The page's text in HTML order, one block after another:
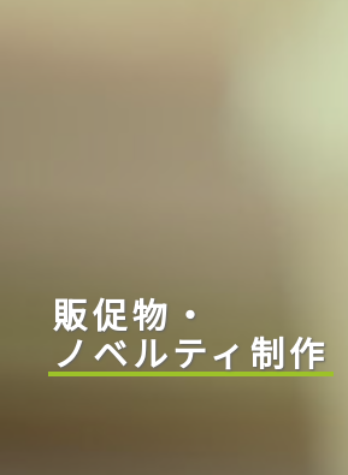
販促物・
ノベルティ制作